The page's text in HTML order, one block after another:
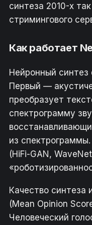
синтеза 2010-х
стримингового
Как работает
Нейронный синтез
Первый —
преобразует
спектрограмму
из
(HiFi-GAN,
Качество синтеза
(Mean Opinion
Человеческий